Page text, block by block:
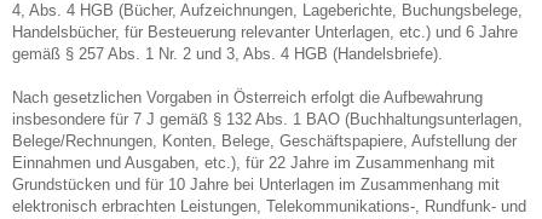
4, Abs. 4 HGB (Bücher, Aufzeichnungen, Lageberichte, Buchungsbelege,
Handelsbücher, für Besteuerung relevanter Unterlagen, etc.) und 6 Jahre
gemäß § 257 Abs. 1 Nr. 2 und 3, Abs. 4 HGB (Handelsbriefe).
Nach gesetzlichen Vorgaben in Österreich erfolgt die Aufbewahrung
insbesondere für 7 J gemäß § 132 Abs. 1 BAO (Buchhaltungsunterlagen,
Belege/Rechnungen, Konten, Belege, Geschäftspapiere, Aufstellung der
Einnahmen und Ausgaben, etc.), für 22 Jahre im Zusammenhang mit
Grundstücken und für 10 Jahre bei Unterlagen im Zusammenhang mit
elektronisch erbrachten Leistungen, Telekommunikations-, Rundfunk- und